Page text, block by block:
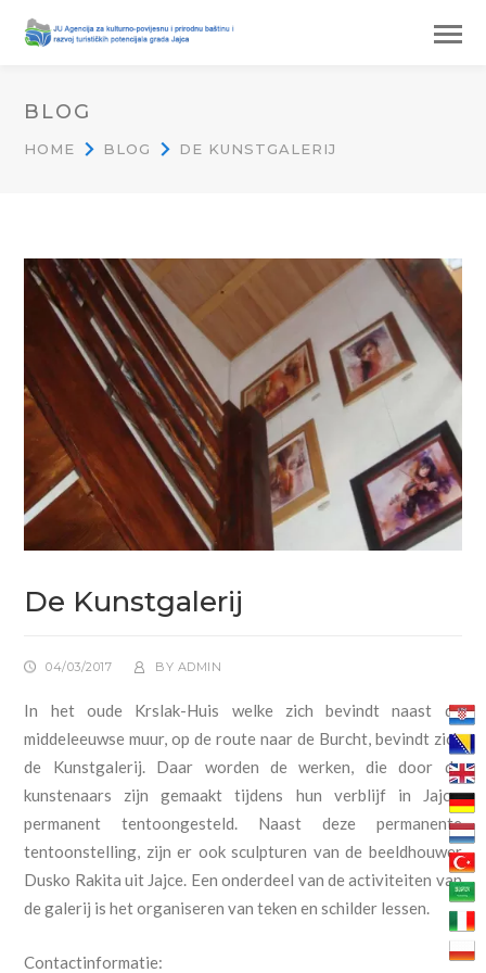
BLOG
HOME BLOG DE KUNSTGALERIJ
De Kunstgalerij
04/03/2017 BY ADMIN
In het oude Krslak-Huis welke zich bevindt naast de
middeleeuwse muur, op de route naar de Burcht, bevindt zich
de Kunstgalerij. Daar worden de werken, die door de
kunstenaars zijn gemaakt tijdens hun verblijf in Jajce,
permanent tentoongesteld. Naast deze permanente
tentoonstelling, zijn er ook sculpturen van de beeldhouwer
Dusko Rakita uit Jajce. Een onderdeel van de activiteiten van
de galerij is het organiseren van teken en schilder lessen.
Contactinformatie: